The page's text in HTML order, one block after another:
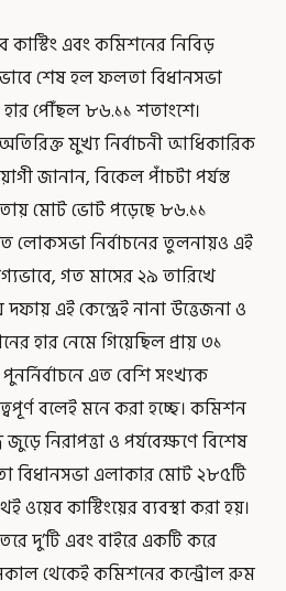
কাস্টিং এবং কমিশনের নিবিড়
শেষ হল ফলতা বিধানসভা
হার পৌঁছল ৮৬.১১ শতাংশে।
মুখ্য নির্বাচনী আধিকারিক
জানান, বিকেল পাঁচটা পর্যন্ত
মোট ভোট পড়েছে ৮৬.১১
লোকসভা নির্বাচনের তুলনায়ও এই
গত মাসের ২৯ তারিখে
দফায় এই কেন্দ্রেই নানা উত্তেজনা ও
হার নেমে গিয়েছিল প্রায় ৩১
এত বেশি সংখ্যক
বলেই মনে করা হচ্ছে। কমিশন
নিরাপত্তা ও পর্যবেক্ষণে বিশেষ
বিধানসভা এলাকার মোট ২৮৫টি
ওয়েব কাস্টিংয়ের ব্যবস্থা করা হয়।
দু’টি এবং বাইরে একটি করে
থেকেই কমিশনের কন্ট্রোল রুম